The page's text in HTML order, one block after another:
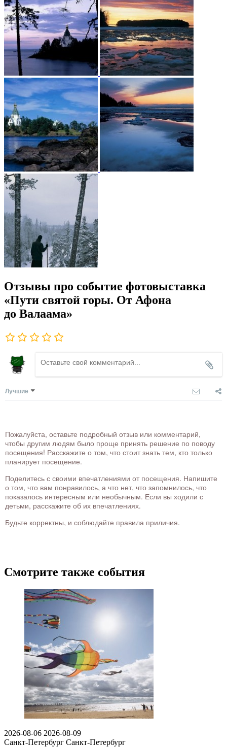
Отзывы про событие фотовыставка
«Пути святой горы. От Афона
до Валаама»
Лучшие
Пожалуйста, оставьте подробный отзыв или комментарий,
чтобы другим людям было проще принять решение по поводу
посещения! Расскажите о том, что стоит знать тем, кто только
планирует посещение.
Поделитесь с своими впечатлениями от посещения. Напишите
о том, что вам понравилось, а что нет, что запомнилось, что
показалось интересным или необычным. Если вы ходили с
детьми, расскажите об их впечатлениях.
Будьте корректны, и соблюдайте правила приличия.
Смотрите также события
2026-08-06 2026-08-09
Санкт-Петербург Санкт-Петербург